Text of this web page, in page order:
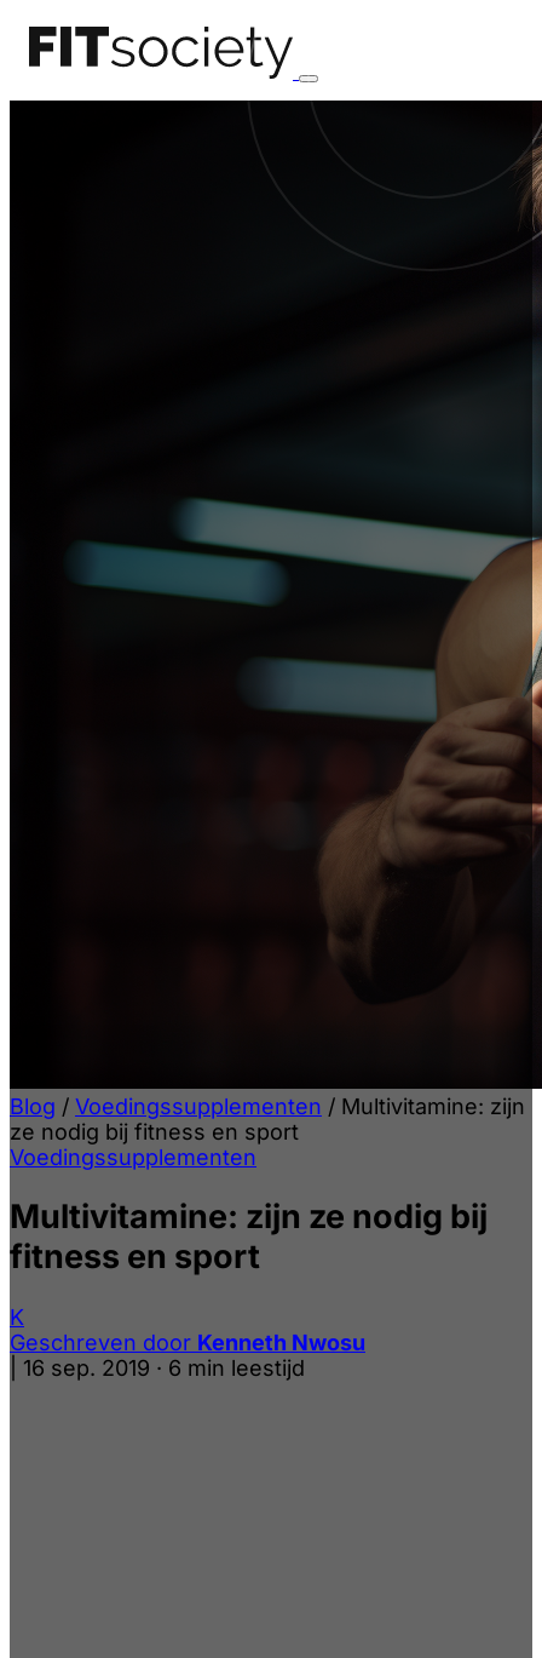
Blog / Voedingssupplementen / Multivitamine: zijn
ze nodig bij fitness en sport
Voedingssupplementen
Multivitamine: zijn ze nodig bij
fitness en sport
K
Geschreven door Kenneth Nwosu
16 sep. 2019 · 6 min leestijd